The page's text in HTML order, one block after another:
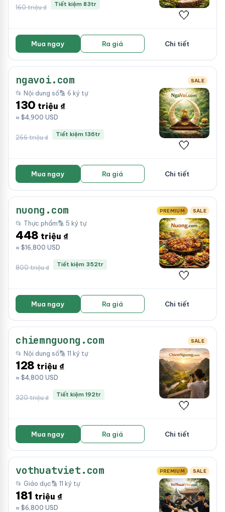
160 triệu ₫ Tiết kiệm 83tr
🤍
Mua ngay Ra giá Chi tiết
ngavoi.com SALE
📂 Nội dung số🔡 6 ký tự
130 triệu ₫
≈ $4,900 USD
266 triệu ₫ Tiết kiệm 136tr
🤍
Mua ngay Ra giá Chi tiết
nuong.com PREMIUM SALE
📂 Thực phẩm🔡 5 ký tự
448 triệu ₫
≈ $16,800 USD
800 triệu ₫ Tiết kiệm 352tr
🤍
Mua ngay Ra giá Chi tiết
chiemnguong.com SALE
📂 Nội dung số🔡 11 ký tự
128 triệu ₫
≈ $4,800 USD
320 triệu ₫ Tiết kiệm 192tr
🤍
Mua ngay Ra giá Chi tiết
vothuatviet.com PREMIUM SALE
📂 Giáo dục🔡 11 ký tự
181 triệu ₫
≈ $6,800 USD